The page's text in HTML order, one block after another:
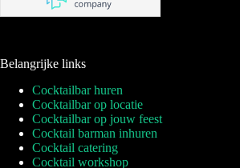
Belangrijke links
Cocktailbar huren
Cocktailbar op locatie
Cocktailbar op jouw feest
Cocktail barman inhuren
Cocktail catering
Cocktail workshop